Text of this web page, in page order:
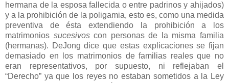
hermana de la esposa fallecida o entre padrinos y ahijados)
y a la prohibición de la poligamia, esto es, como una medida
preventiva de ésta extendiendo la prohibición a los
matrimonios sucesivoscon personas de la misma familia
(hermanas). DeJong dice que estas explicaciones se fijan
demasiado en los matrimonios de familias reales que no
eran representativos, por supuesto, ni reflejaban el
“Derecho” ya que los reyes no estaban sometidos a la Ley